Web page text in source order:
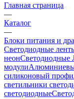
Главная страница
—
Каталог
—
Блоки питания и
Светодиодные
неонСветодиодные
модули
силиконовый
светильники
светодиодные